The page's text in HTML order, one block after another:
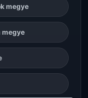
megye
megye